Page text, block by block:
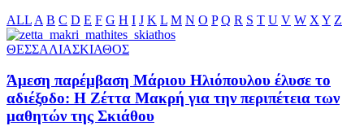
ALL A B C D E F G H I J K L M N O P Q R S T U V W X Y Z
ΘΕΣΣΑΛΙΑΣΚΙΑΘΟΣ
Άμεση παρέμβαση Μάριου Ηλιόπουλου έλυσε το
αδιέξοδο: Η Ζέττα Μακρή για την περιπέτεια των
μαθητών της Σκιάθου